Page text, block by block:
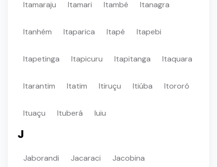
Itamaraju Itamari Itambé Itanagra
Itanhém Itaparica Itapé Itapebi
Itapetinga Itapicuru Itapitanga Itaquara
Itarantim Itatim Itiruçu Itiúba Itororó
Ituaçu Ituberá Iuiu
J
Jaborandi Jacaraci Jacobina